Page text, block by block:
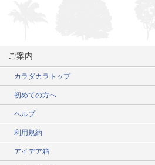
ご案内
カラダカラトップ
初めての方へ
ヘルプ
利用規約
アイデア箱